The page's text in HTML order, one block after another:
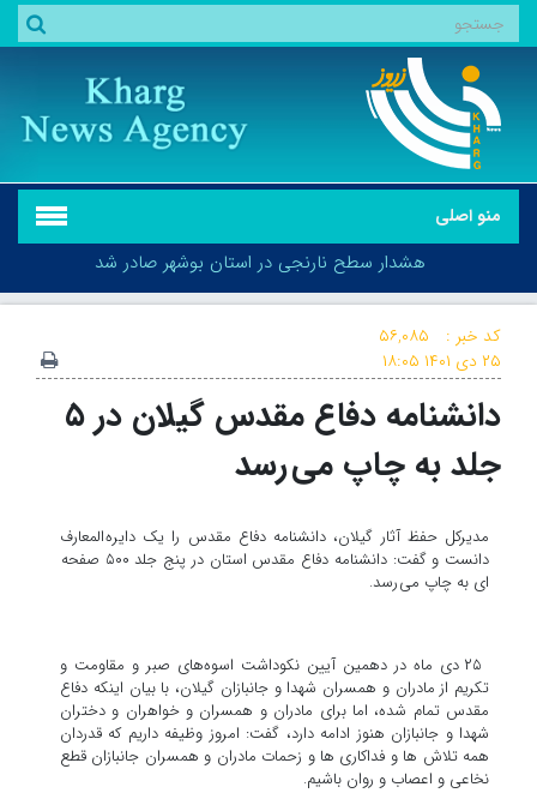
منو اصلی
هشدار سطح نارنجی در استان بوشهر صادر شد
هشدار سطح نارنجی در استان بوشهر صادر شد
کد خبر :
۵۶,۰۸۵
۲۵ دی ۱۴۰۱
۱۸:۰۵
دانشنامه دفاع مقدس گیلان در ۵
جلد به چاپ می رسد
مدیرکل حفظ آثار گیلان، دانشنامه دفاع مقدس را یک دایره المعارف
دانست و گفت: دانشنامه دفاع مقدس استان در پنج جلد ۵۰۰ صفحه
ای به چاپ می رسد.
۲۵ دی ماه در دهمین آیین نکوداشت اسوه‌های صبر و مقاومت و
تکریم از مادران و همسران شهدا و جانبازان گیلان، با بیان اینکه دفاع
مقدس تمام شده، اما برای مادران و همسران و خواهران و دختران
شهدا و جانبازان هنوز ادامه دارد، گفت: امروز وظیفه داریم که قدردان
همه تلاش ها و فداکاری ها و زحمات مادران و همسران جانبازان قطع
نخاعی و اعصاب و روان باشیم.